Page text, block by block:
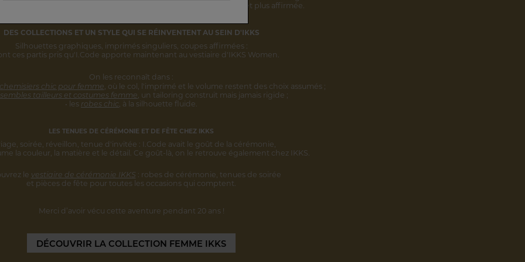
s'inscrivent désormais
et plus affirmée.
DES COLLECTIONS ET UN STYLE QUI SE RÉINVENTENT AU SEIN D'IKKS
Silhouettes graphiques, imprimés singuliers, coupes affirmées :
ces partis pris qu'I.Code apporte maintenant au vestiaire d'IKKS Women.
On les reconnaît dans :
chic pour femme, où le col, l'imprimé et le volume restent des choix assumés ;
tailleurs et costumes femme, un tailoring construit mais jamais rigide ;
• les robes chic, à la silhouette fluide.
LES TENUES DE CÉRÉMONIE ET DE FÊTE CHEZ IKKS
soirée, réveillon, tenue d'invitée : I.Code avait le goût de la cérémonie,
la couleur, la matière et le détail. Ce goût-là, on le retrouve également chez IKKS.
le vestiaire de cérémonie IKKS : robes de cérémonie, tenues de soirée
et pièces de fête pour toutes les occasions qui comptent.
Merci d’avoir vécu cette aventure pendant 20 ans !
DÉCOUVRIR LA COLLECTION FEMME IKKS